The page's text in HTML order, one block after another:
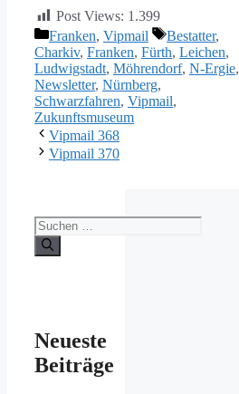
Post Views: 1.399
Kategorien
Franken, Vipmail Schlagwörter
Bestatter,
Charkiv, Franken, Fürth, Leichen,
Ludwigstadt, Möhrendorf, N-Ergie,
Newsletter, Nürnberg,
Schwarzfahren, Vipmail,
Zukunftsmuseum
Vipmail 368
Vipmail 370
Suche
nach:
Neueste
Beiträge